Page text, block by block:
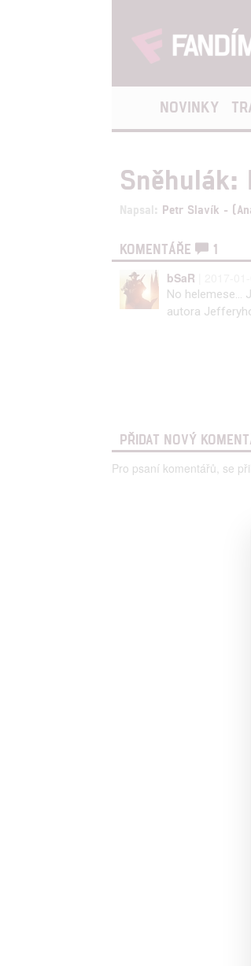
NOVINKY
Sněhulák:
Napsal: Petr Slavík -
KOMENTÁŘE
1
bSaR
No helemese...
autora
PŘIDAT NOVÝ
Pro psaní komentářů, se